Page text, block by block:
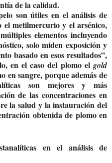
de la calidad.
son útiles en el análisis de
el metilmercurio y el arsénico,
elementos incluyendo
solo miden exposición y
basado en esos resultados”,
en el caso del plomo el gold
en sangre, porque además de
son mejores y más
de las concentraciones en
la salud y la instauración del
obtenida de plomo en
en el análisis de